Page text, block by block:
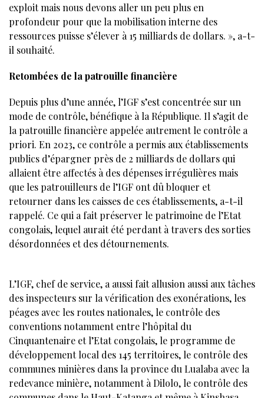
exploit mais nous devons aller un peu plus en
profondeur pour que la mobilisation interne des
ressources puisse s’élever à 15 milliards de dollars. », a-t-
il souhaité.
Retombées de la patrouille financière
Depuis plus d’une année, l’IGF s’est concentrée sur un
mode de contrôle, bénéfique à la République. Il s’agit de
la patrouille financière appelée autrement le contrôle a
priori. En 2023, ce contrôle a permis aux établissements
publics d’épargner près de 2 milliards de dollars qui
allaient être affectés à des dépenses irrégulières mais
que les patrouilleurs de l’IGF ont dû bloquer et
retourner dans les caisses de ces établissements, a-t-il
rappelé. Ce qui a fait préserver le patrimoine de l’Etat
congolais, lequel aurait été perdant à travers des sorties
désordonnées et des détournements.
L’IGF, chef de service, a aussi fait allusion aussi aux tâches
des inspecteurs sur la vérification des exonérations, les
péages avec les routes nationales, le contrôle des
conventions notamment entre l’hôpital du
Cinquantenaire et l’Etat congolais, le programme de
développement local des 145 territoires, le contrôle des
communes minières dans la province du Lualaba avec la
redevance minière, notamment à Dilolo, le contrôle des